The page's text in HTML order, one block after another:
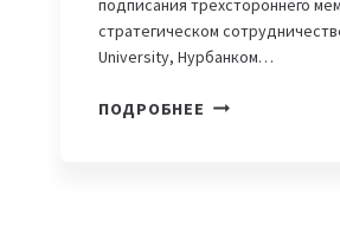
подписания трехстороннего
стратегическом
University, Нурбанком…
ПОДРОБНЕЕ COLVIR